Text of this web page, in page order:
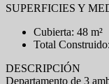
SUPERFICIES Y
Cubierta: 48 m²
Total
DESCRIPCIÓN
Departamento de 3